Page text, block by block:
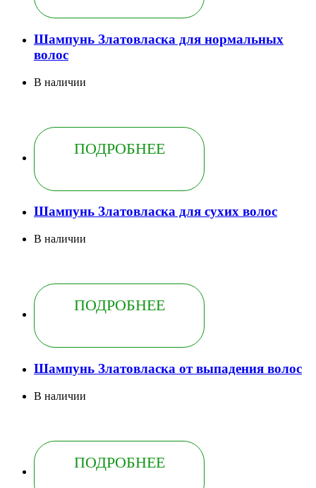
Шампунь Златовласка для нормальных
волос
В наличии
ПОДРОБНЕЕ
Шампунь Златовласка для сухих волос
В наличии
ПОДРОБНЕЕ
Шампунь Златовласка от выпадения волос
В наличии
ПОДРОБНЕЕ